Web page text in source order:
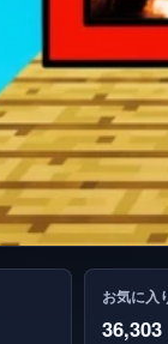
お気に入
36,303